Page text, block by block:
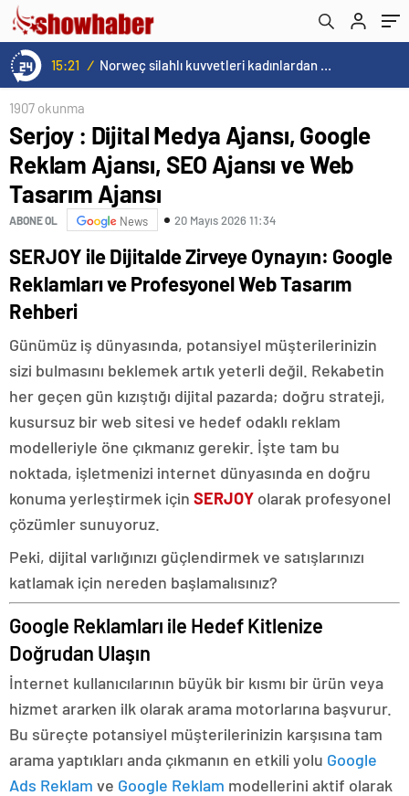
15:21 / Norweç silahlı kuvvetleri kadınlardan oluşan özel kuvvetler eğitimlerini başlattı.
1907 okunma
Serjoy : Dijital Medya Ajansı, Google
Reklam Ajansı, SEO Ajansı ve Web
Tasarım Ajansı
ABONE OL News 20 Mayıs 2026 11:34
SERJOY ile Dijitalde Zirveye Oynayın: Google
Reklamları ve Profesyonel Web Tasarım
Rehberi
Günümüz iş dünyasında, potansiyel müşterilerinizin
sizi bulmasını beklemek artık yeterli değil. Rekabetin
her geçen gün kızıştığı dijital pazarda; doğru strateji,
kusursuz bir web sitesi ve hedef odaklı reklam
modelleriyle öne çıkmanız gerekir. İşte tam bu
noktada, işletmenizi internet dünyasında en doğru
konuma yerleştirmek için SERJOY olarak profesyonel
çözümler sunuyoruz.
Peki, dijital varlığınızı güçlendirmek ve satışlarınızı
katlamak için nereden başlamalısınız?
Google Reklamları ile Hedef Kitlenize
Doğrudan Ulaşın
İnternet kullanıcılarının büyük bir kısmı bir ürün veya
hizmet ararken ilk olarak arama motorlarına başvurur.
Bu süreçte potansiyel müşterilerinizin karşısına tam
arama yaptıkları anda çıkmanın en etkili yolu Google
Ads Reklam ve Google Reklam modellerini aktif olarak